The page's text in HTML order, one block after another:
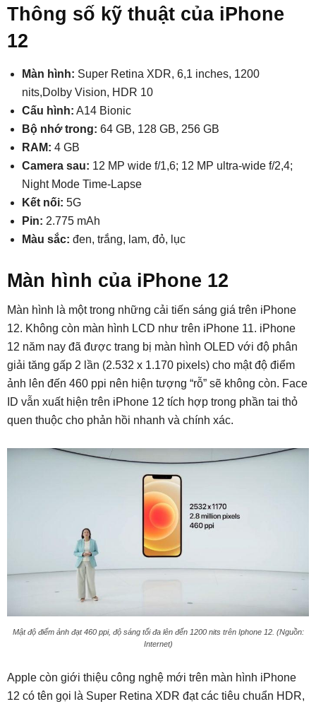
Thông số kỹ thuật của iPhone
12
Màn hình: Super Retina XDR, 6,1 inches, 1200
nits,Dolby Vision, HDR 10
Cấu hình: A14 Bionic
Bộ nhớ trong: 64 GB, 128 GB, 256 GB
RAM: 4 GB
Camera sau: 12 MP wide f/1,6; 12 MP ultra-wide f/2,4;
Night Mode Time-Lapse
Kết nối: 5G
Pin: 2.775 mAh
Màu sắc: đen, trắng, lam, đỏ, lục
Màn hình của iPhone 12
Màn hình là một trong những cải tiến sáng giá trên iPhone
12. Không còn màn hình LCD như trên iPhone 11. iPhone
12 năm nay đã được trang bị màn hình OLED với độ phân
giải tăng gấp 2 lần (2.532 x 1.170 pixels) cho mật độ điểm
ảnh lên đến 460 ppi nên hiện tượng “rỗ” sẽ không còn. Face
ID vẫn xuất hiện trên iPhone 12 tích hợp trong phần tai thỏ
quen thuộc cho phản hồi nhanh và chính xác.
Mật độ điểm ảnh đạt 460 ppi, độ sáng tối đa lên đến 1200 nits trên Iphone 12. (Nguồn:
Internet)
Apple còn giới thiệu công nghệ mới trên màn hình iPhone
12 có tên gọi là Super Retina XDR đạt các tiêu chuẩn HDR,